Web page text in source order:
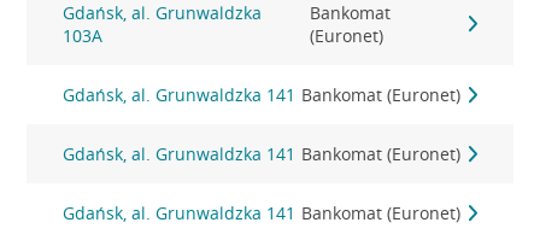
Gdańsk, al. Grunwaldzka
103A
Bankomat
(Euronet)
Gdańsk, al. Grunwaldzka 141 Bankomat (Euronet)
Gdańsk, al. Grunwaldzka 141 Bankomat (Euronet)
Gdańsk, al. Grunwaldzka 141 Bankomat (Euronet)